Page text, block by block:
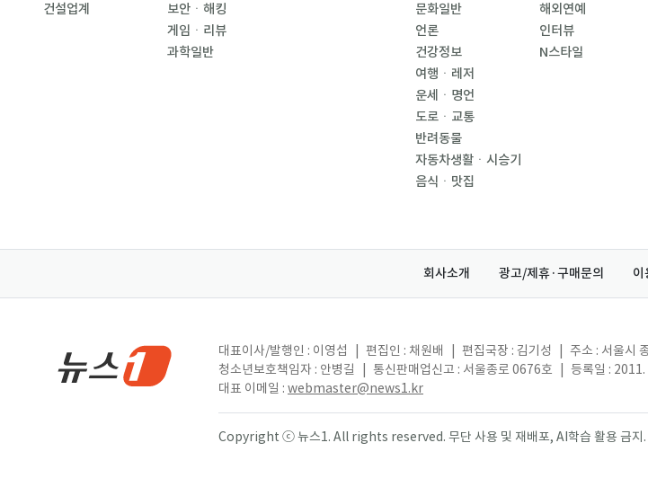
건설업계
보안ㆍ해킹
게임ㆍ리뷰
과학일반
문화일반
언론
건강정보
여행ㆍ레저
운세ㆍ명언
도로ㆍ교통
반려동물
자동차생활ㆍ시승기
음식ㆍ맛집
해외연예
인터뷰
N스타일
회사소개 광고/제휴·구매문의 이
대표이사/발행인 : 이영섭 편집인 : 채원배 편집국장 : 김기성 주소 : 서울시
청소년보호책임자 : 안병길
통신판매업신고 : 서울종로 0676호 등록일 :
대표 이메일 : webmaster@news1.kr
Copyright ⓒ 뉴스1. All rights reserved. 무단 사용 및 재배포, AI학습 활용 금지.